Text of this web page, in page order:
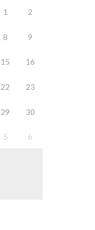
1 2
8 9
15 16
22 23
29 30
5 6